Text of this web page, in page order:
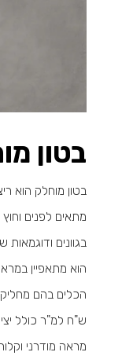
בטון
בטון מוחלק הוא
מתאים לפנים וחוץ
בגוונים
הוא מתאפיין
ש"ח למ"ר כולל
מראה מודרני